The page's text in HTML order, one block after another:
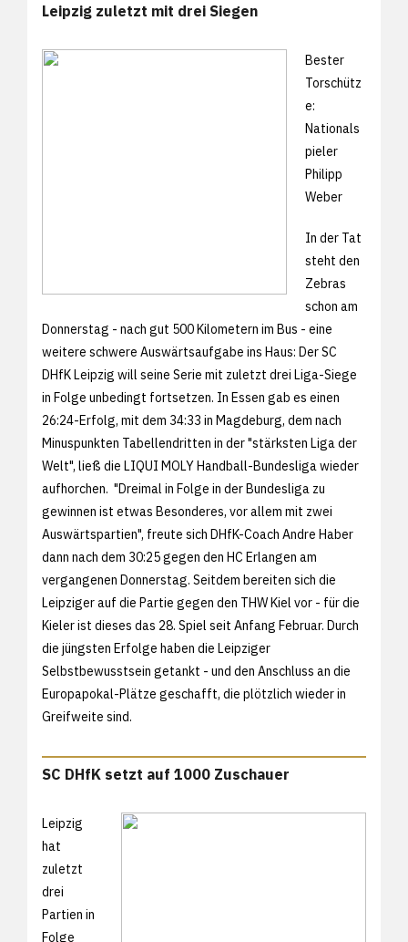
Leipzig zuletzt mit drei Siegen
Bester
Torschütz
e:
Nationals
pieler
Philipp
Weber
In der Tat
steht den
Zebras
schon am
Donnerstag - nach gut 500 Kilometern im Bus - eine
weitere schwere Auswärtsaufgabe ins Haus: Der SC
DHfK Leipzig will seine Serie mit zuletzt drei Liga-Siege
in Folge unbedingt fortsetzen. In Essen gab es einen
26:24-Erfolg, mit dem 34:33 in Magdeburg, dem nach
Minuspunkten Tabellendritten in der "stärksten Liga der
Welt", ließ die LIQUI MOLY Handball-Bundesliga wieder
aufhorchen. "Dreimal in Folge in der Bundesliga zu
gewinnen ist etwas Besonderes, vor allem mit zwei
Auswärtspartien", freute sich DHfK-Coach Andre Haber
dann nach dem 30:25 gegen den HC Erlangen am
vergangenen Donnerstag. Seitdem bereiten sich die
Leipziger auf die Partie gegen den THW Kiel vor - für die
Kieler ist dieses das 28. Spiel seit Anfang Februar. Durch
die jüngsten Erfolge haben die Leipziger
Selbstbewusstsein getankt - und den Anschluss an die
Europapokal-Plätze geschafft, die plötzlich wieder in
Greifweite sind.
SC DHfK setzt auf 1000 Zuschauer
Leipzig
hat
zuletzt
drei
Partien in
Folge